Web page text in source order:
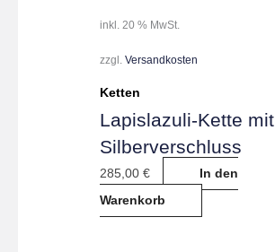
inkl. 20 % MwSt.
zzgl.Versandkosten
Ketten
Lapislazuli-Kette mit
Silberverschluss
285,00€
In den
Warenkorb